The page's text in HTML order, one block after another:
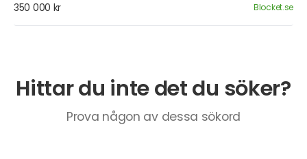
350 000 kr Blocket.se
Hittar du inte det du söker?
Prova någon av dessa sökord